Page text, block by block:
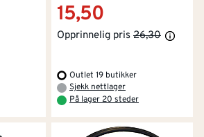
15,50
Opprinnelig pris 26,30
Outlet 19 butikker
Sjekk nettlager
På lager 20 steder